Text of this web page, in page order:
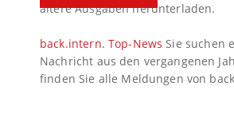
ältere Ausgaben herunterladen.
back.intern. Top-News Sie suchen
Nachricht aus den vergangenen
finden Sie alle Meldungen von